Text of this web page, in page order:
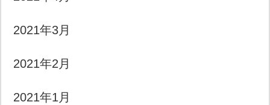
2021年3月
2021年2月
2021年1月